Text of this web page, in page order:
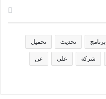
برنامج تحديث تحميل
شركة على عن